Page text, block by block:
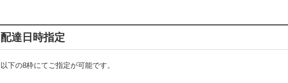
配達日時指定
以下の8枠にてご指定が可能です。